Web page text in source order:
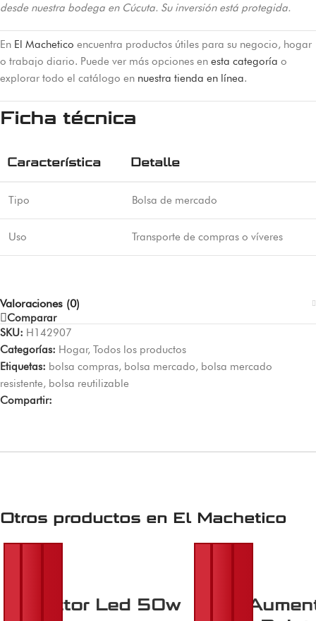
desde nuestra bodega en Cúcuta. Su inversión está protegida.
En El Machetico encuentra productos útiles para su negocio, hogar
o trabajo diario. Puede ver más opciones en esta categoría o
explorar todo el catálogo en nuestra tienda en línea.
Ficha técnica
Característica Detalle
Tipo Bolsa de mercado
Uso Transporte de compras o víveres
Valoraciones (0)
Comparar
SKU: H142907
Categorías: Hogar, Todos los productos
Etiquetas: bolsa compras, bolsa mercado, bolsa mercado
resistente, bolsa reutilizable
Compartir:
Otros productos en El Machetico
Reflector Led 50w
Lupa